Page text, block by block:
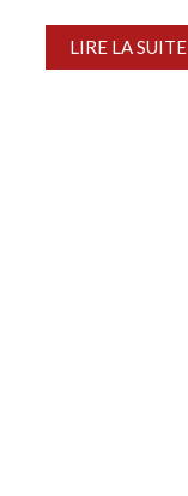
LIRE LA SUITE